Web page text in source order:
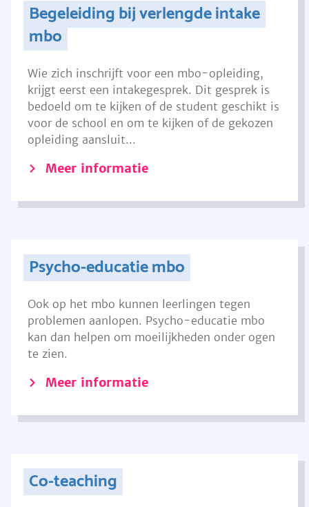
Begeleiding bij verlengde intake
mbo
Wie zich inschrijft voor een mbo-opleiding,
krijgt eerst een intakegesprek. Dit gesprek is
bedoeld om te kijken of de student geschikt is
voor de school en om te kijken of de gekozen
opleiding aansluit...
Meer informatie
Psycho-educatie mbo
Ook op het mbo kunnen leerlingen tegen
problemen aanlopen. Psycho-educatie mbo
kan dan helpen om moeilijkheden onder ogen
te zien.
Meer informatie
Co-teaching